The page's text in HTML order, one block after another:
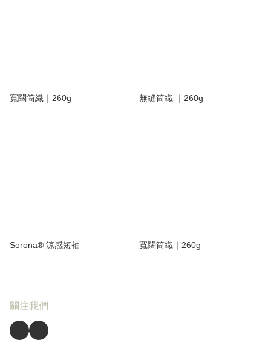
寬闊筒織｜260g 無縫筒織 ｜260g
Sorona® 涼感短袖 寬闊筒織｜260g
關注我們